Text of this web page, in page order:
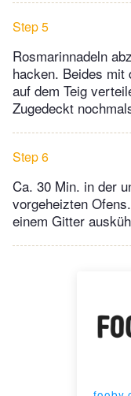
Step 5
Rosmarinnadeln
hacken. Beides mit
auf dem Teig
Zugedeckt
Step 6
Ca. 30 Min. in der
vorgeheizten
einem Gitter